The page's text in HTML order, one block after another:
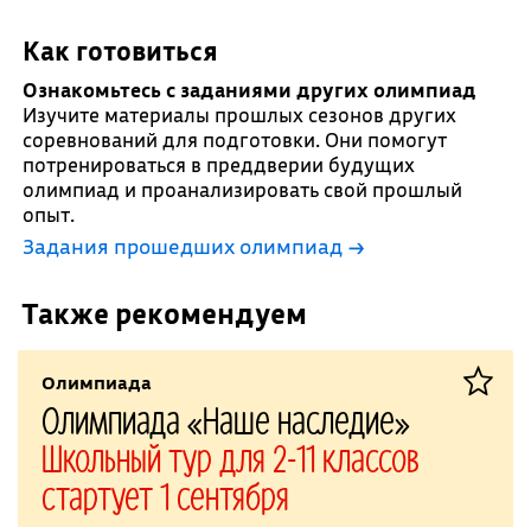
Как готовиться
Ознакомьтесь с заданиями других олимпиад
Изучите материалы прошлых сезонов других
соревнований для подготовки. Они помогут
потренироваться в преддверии будущих
олимпиад и проанализировать свой прошлый
опыт.
Задания прошедших олимпиад →
Также рекомендуем
Олимпиада
Олимпиада «Наше наследие»
Школьный тур для 2-11 классов
стартует 1 сентября